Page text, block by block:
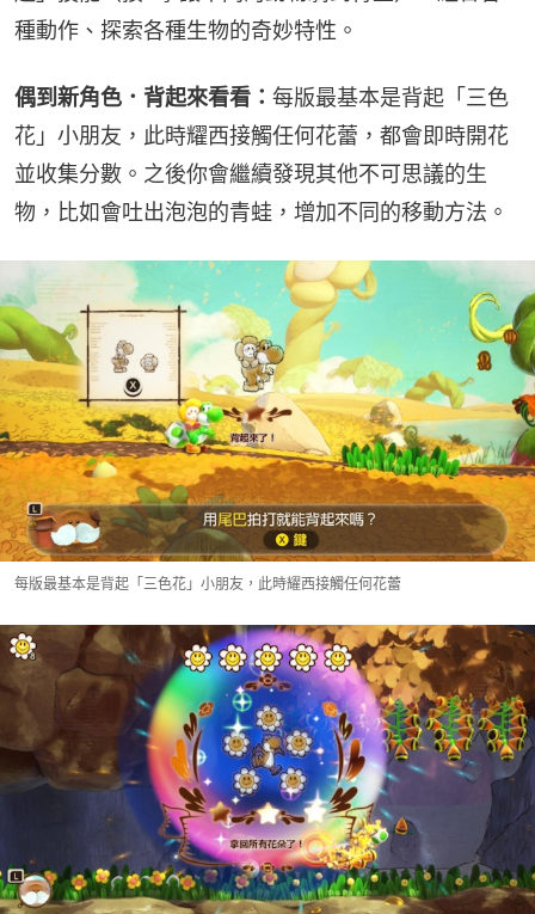
種動作、探索各種生物的奇妙特性。
偶到新角色．背起來看看： 每版最基本是背起「三色
花」小朋友，此時耀西接觸任何花蕾，都會即時開花
並收集分數。之後你會繼續發現其他不可思議的生
物，比如會吐出泡泡的青蛙，增加不同的移動方法。
每版最基本是背起「三色花」小朋友，此時耀西接觸任何花蕾